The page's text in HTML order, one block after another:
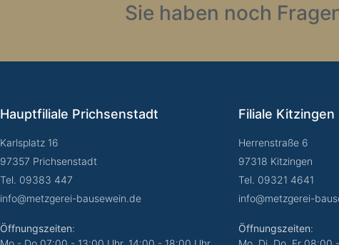
Sie haben noch
Hauptfiliale Prichsenstadt
Karlsplatz 16
97357 Prichsenstadt
Tel. 09383 447
info@metzgerei-bausewein.de
Öffnungszeiten:
Filiale Kitzingen
Herrenstraße 6
97318 Kitzingen
Tel. 09321 4641
info@metzgerei-
Öffnungszeiten: